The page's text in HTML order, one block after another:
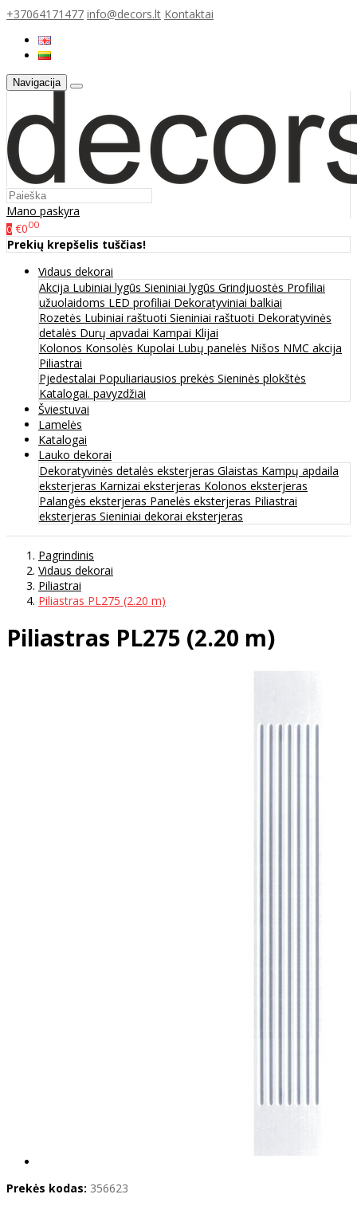
+37064171477 info@decors.lt Kontaktai
Navigacija
Mano paskyra
0 €000
Prekių krepšelis tuščias!
Vidaus dekorai
Akcija Lubiniai lygūs Sieniniai lygūs Grindjuostės Profiliai
užuolaidoms LED profiliai Dekoratyviniai balkiai
Rozetės Lubiniai raštuoti Sieniniai raštuoti Dekoratyvinės
detalės Durų apvadai Kampai Klijai
Kolonos Konsolės Kupolai Lubų panelės Nišos NMC akcija
Piliastrai
Pjedestalai Populiariausios prekės Sieninės plokštės
Katalogai. pavyzdžiai
Šviestuvai
Lamelės
Katalogai
Lauko dekorai
Dekoratyvinės detalės eksterjeras Glaistas Kampų apdaila
eksterjeras Karnizai eksterjeras Kolonos eksterjeras
Palangės eksterjeras Panelės eksterjeras Piliastrai
eksterjeras Sieniniai dekorai eksterjeras
Pagrindinis
Vidaus dekorai
Piliastrai
Piliastras PL275 (2.20 m)
Piliastras PL275 (2.20 m)
Prekės kodas: 356623